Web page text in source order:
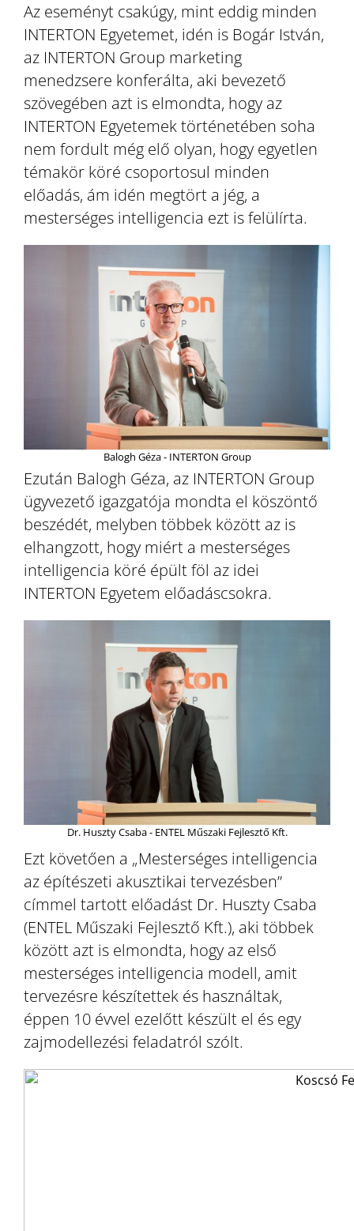
Az eseményt csakúgy, mint eddig minden
INTERTON Egyetemet, idén is Bogár István,
az INTERTON Group marketing
menedzsere konferálta, aki bevezető
szövegében azt is elmondta, hogy az
INTERTON Egyetemek történetében soha
nem fordult még elő olyan, hogy egyetlen
témakör köré csoportosul minden
előadás, ám idén megtört a jég, a
mesterséges intelligencia ezt is felülírta.
Balogh Géza - INTERTON Group
Ezután Balogh Géza, az INTERTON Group
ügyvezető igazgatója mondta el köszöntő
beszédét, melyben többek között az is
elhangzott, hogy miért a mesterséges
intelligencia köré épült föl az idei
INTERTON Egyetem előadáscsokra.
Dr. Huszty Csaba - ENTEL Műszaki Fejlesztő Kft.
Ezt követően a „Mesterséges intelligencia
az építészeti akusztikai tervezésben”
címmel tartott előadást Dr. Huszty Csaba
(ENTEL Műszaki Fejlesztő Kft.), aki többek
között azt is elmondta, hogy az első
mesterséges intelligencia modell, amit
tervezésre készítettek és használtak,
éppen 10 évvel ezelőtt készült el és egy
zajmodellezési feladatról szólt.